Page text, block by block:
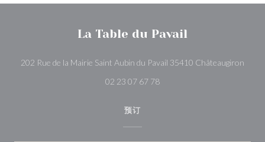
La Table du Pavail
202 Rue de la Mairie Saint Aubin du Pavail 35410 Châteaugiron
02 23 07 67 78
预订